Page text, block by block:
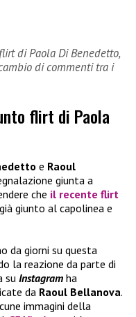
di Paola Di Benedetto,
di commenti tra i
flirt di Paola
e Raoul
giunta a
che il recente flirt
giunto al capolinea e
da giorni su questa
la reazione da parte di
suInstagram ha
da Raoul Bellanova.
immagini della